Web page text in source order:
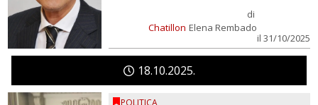
Chatillon
di
Elena Rembado
il 31/10/2025
18 10 2025
POLITICA